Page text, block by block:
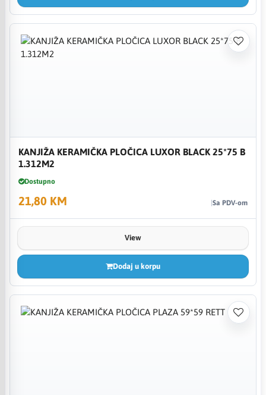
KANJIŽA KERAMIČKA PLOČICA LUXOR BLACK 25*75 B
1.312M2
Dostupno
21,80 KM Sa PDV-om
View
Dodaj u korpu